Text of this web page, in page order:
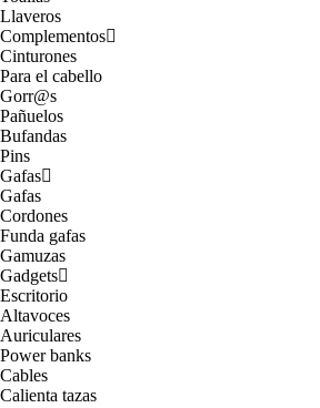
Llaveros
Complementos
Cinturones
Para el cabello
Gorr@s
Pañuelos
Bufandas
Pins
Gafas
Gafas
Cordones
Funda gafas
Gamuzas
Gadgets
Escritorio
Altavoces
Auriculares
Power banks
Cables
Calienta tazas